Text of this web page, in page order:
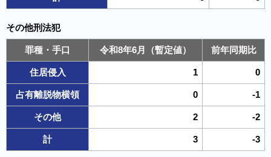
その他刑法犯
罪種・手口 令和8年6月（暫定値） 前年同期比
住居侵入 1 0
占有離脱物横領 0 -1
その他 2 -2
計 3 -3